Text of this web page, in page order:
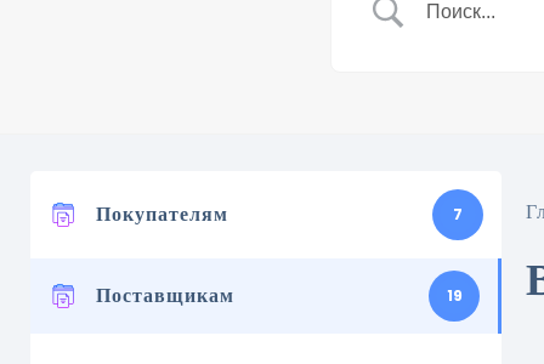
Покупателям 7
Поставщикам 19